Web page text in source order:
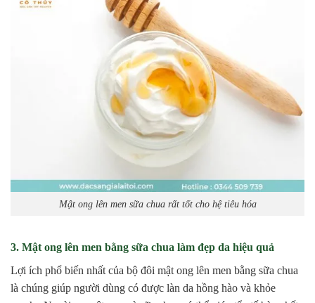
Mật ong lên men sữa chua rất tốt cho hệ tiêu hóa
3. Mật ong lên men bằng sữa chua làm đẹp da hiệu quả
Lợi ích phổ biến nhất của bộ đôi mật ong lên men bằng sữa chua
là chúng giúp người dùng có được làn da hồng hào và khỏe